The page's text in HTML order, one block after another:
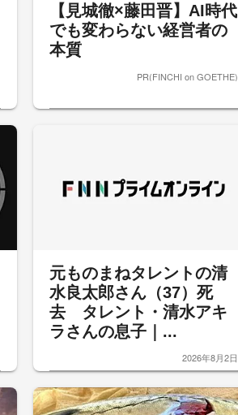
【見城徹×藤田晋】AI時代
でも変わらない経営者の
本質
PR(FINCHI on GOETHE)
元ものまねタレントの清
水良太郎さん（37）死
去 タレント・清水アキ
ラさんの息子｜...
2026年8月2日